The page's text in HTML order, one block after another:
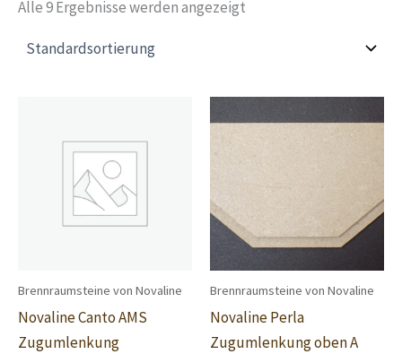
Alle 9 Ergebnisse werden angezeigt
Brennraumsteine von Novaline
Novaline Canto AMS
Zugumlenkung
Brennraumsteine von Novaline
Novaline Perla
Zugumlenkung oben A